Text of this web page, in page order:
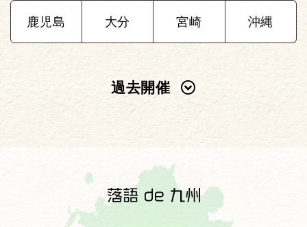
鹿児島 大分 宮崎 沖縄
過去開催
2022年